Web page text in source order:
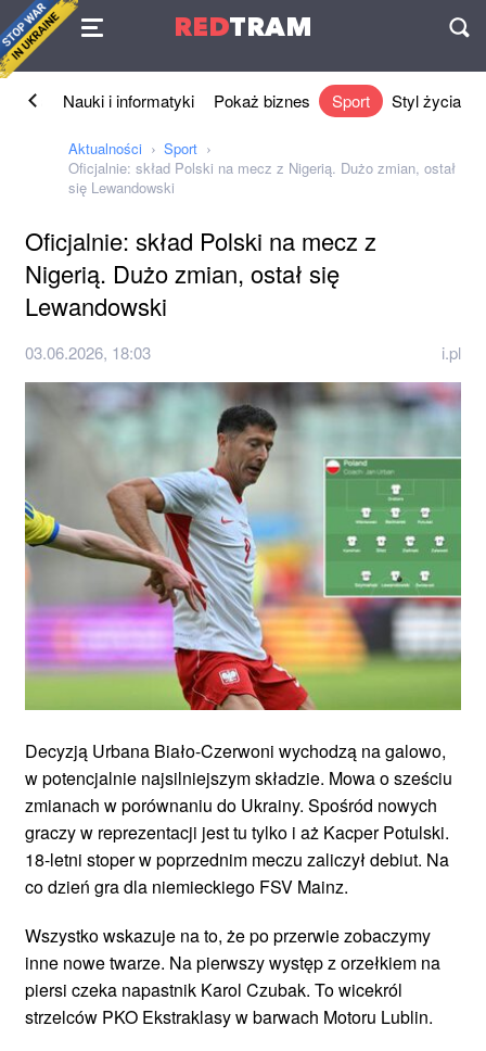
REDTRAM
Umowa
Nauki i informatyki Pokaż biznes Sport Styl życia
Aktualności
Sport
Oficjalnie: skład Polski na mecz z Nigerią. Dużo zmian, ostał
się Lewandowski
Oficjalnie: skład Polski na mecz z
Nigerią. Dużo zmian, ostał się
Lewandowski
03.06.2026, 18:03 i.pl
Decyzją Urbana Biało-Czerwoni wychodzą na galowo,
w potencjalnie najsilniejszym składzie. Mowa o sześciu
zmianach w porównaniu do Ukrainy. Spośród nowych
graczy w reprezentacji jest tu tylko i aż Kacper Potulski.
18-letni stoper w poprzednim meczu zaliczył debiut. Na
co dzień gra dla niemieckiego FSV Mainz.
Wszystko wskazuje na to, że po przerwie zobaczymy
inne nowe twarze. Na pierwszy występ z orzełkiem na
piersi czeka napastnik Karol Czubak. To wicekról
strzelców PKO Ekstraklasy w barwach Motoru Lublin.